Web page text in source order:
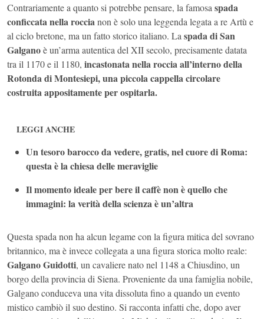
Contrariamente a quanto si potrebbe pensare, la famosa spada
conficcata nella roccianon è solo una leggenda legata a re Artù e
al ciclo bretone, ma un fatto storico italiano. La spada di San
Galganoè un’arma autentica del XII secolo, precisamente datata
tra il 1170 e il 1180, incastonata nella roccia all’interno della
Rotonda di Montesiepi, una piccola cappella circolare
costruita appositamente per ospitarla.
LEGGI ANCHE
Un tesoro barocco da vedere, gratis, nel cuore di Roma:
questa è la chiesa delle meraviglie
Il momento ideale per bere il caffè non è quello che
immagini: la verità della scienza è un’altra
Questa spada non ha alcun legame con la figura mitica del sovrano
britannico, ma è invece collegata a una figura storica molto reale:
Galgano Guidotti, un cavaliere nato nel 1148 a Chiusdino, un
borgo della provincia di Siena. Proveniente da una famiglia nobile,
Galgano conduceva una vita dissoluta fino a quando un evento
mistico cambiò il suo destino. Si racconta infatti che, dopo aver